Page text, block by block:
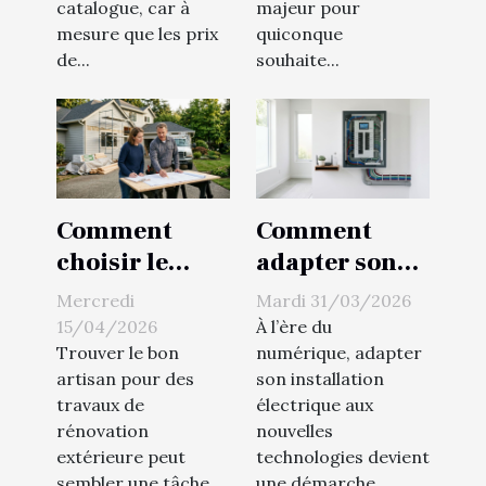
catalogue, car à
mesure que les prix
de...
majeur pour
quiconque
souhaite...
Comment
choisir le
meilleur
artisan pour
vos travaux de
rénovation
extérieure ?
Mercredi
15/04/2026
Trouver le bon
artisan pour des
travaux de
rénovation
extérieure peut
Comment
adapter son
installation
électrique aux
nouvelles
technologies ?
Mardi 31/03/2026
À l’ère du
numérique, adapter
son installation
électrique aux
nouvelles
technologies devient